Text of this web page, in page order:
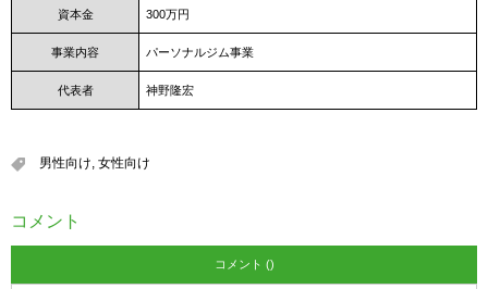
資本金 300万円
事業内容 パーソナルジム事業
代表者 神野隆宏
男性向け 女性向け
コメント
コメント ()